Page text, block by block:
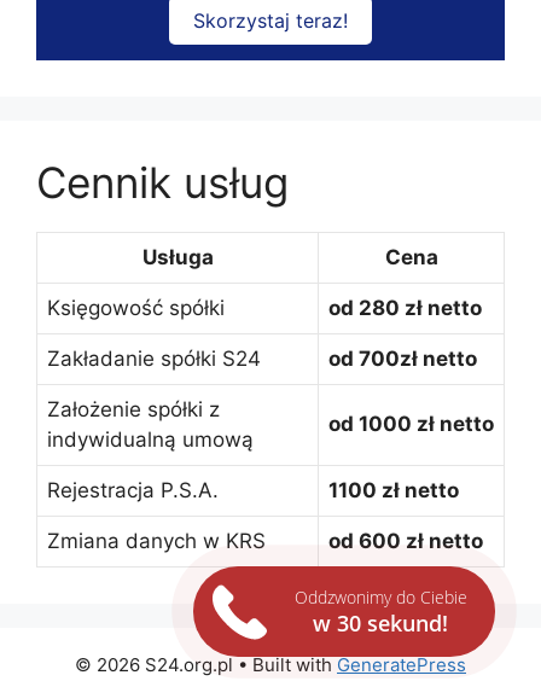
Skorzystaj teraz!
Cennik usług
Usługa Cena
Księgowość spółki od 280 zł netto
Zakładanie spółki S24 od 700zł netto
Założenie spółki z
indywidualną umową
od 1000 zł netto
Rejestracja P.S.A. 1100 zł netto
Zmiana danych w KRS od 600 zł netto
© 2026 S24.org.pl• Built withGeneratePress
Oddzwonimy do Ciebie
w 30 sekund!